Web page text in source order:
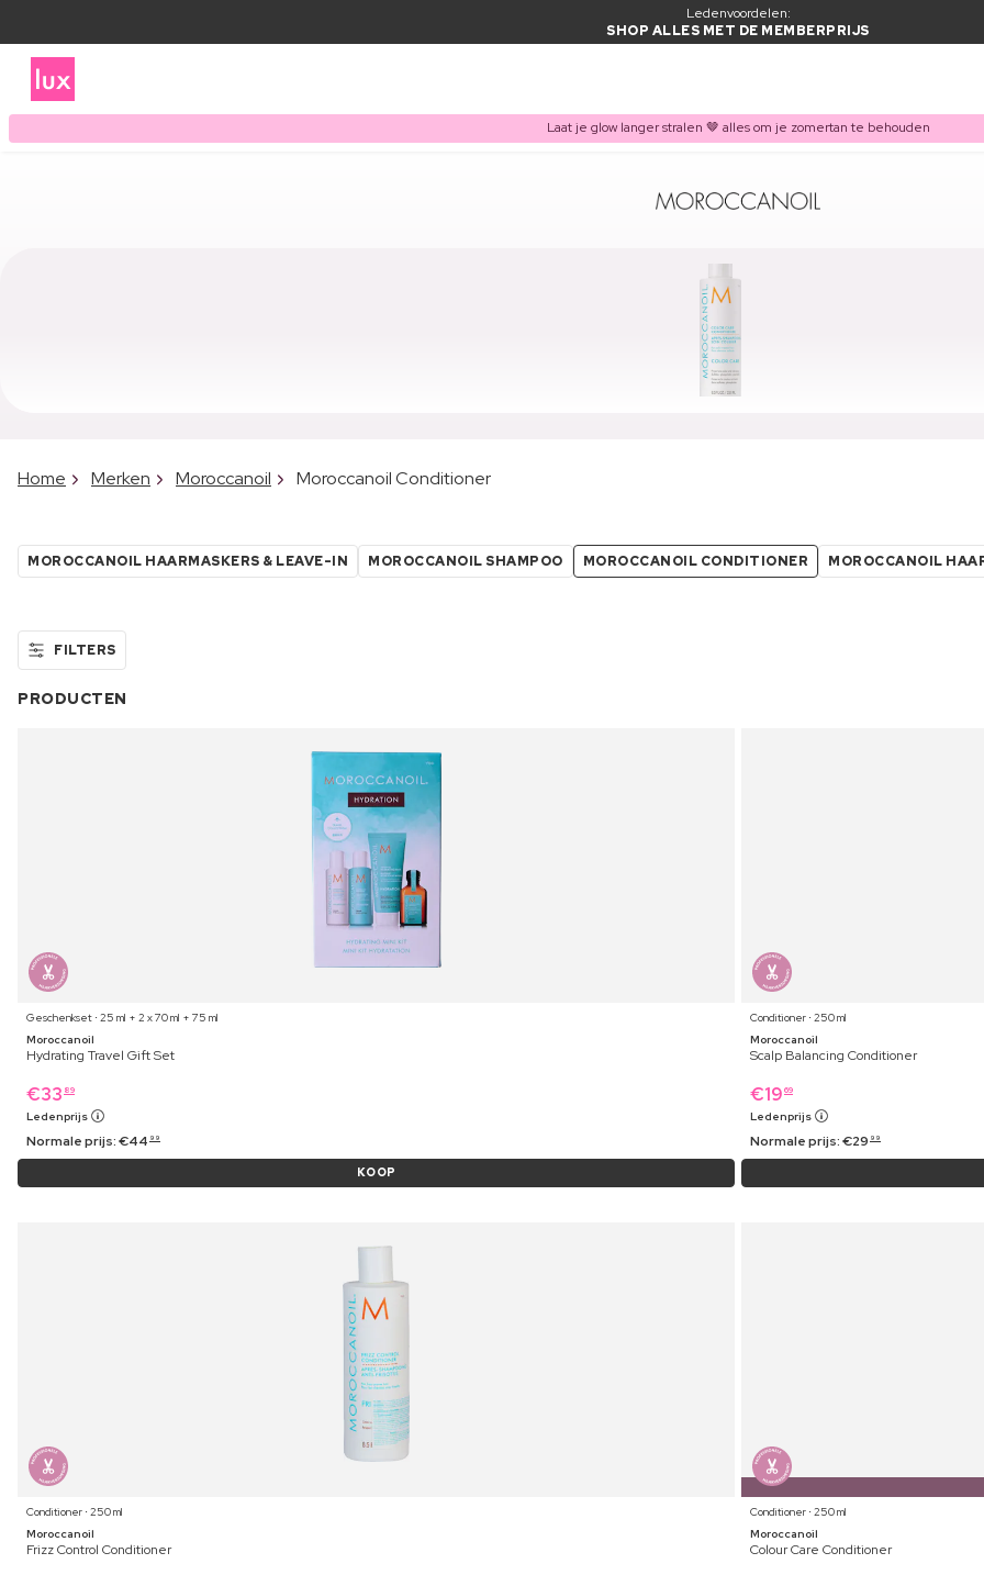
Ledenvoordelen:
SHOP ALLES MET DE MEMBERPRIJS
Laat je glow langer stralen 🤎 alles om je zomertan te behouden
Home Merken Moroccanoil Moroccanoil Conditioner
MOROCCANOIL HAARMASKERS & LEAVE-IN MOROCCANOIL SHAMPOO MOROCCANOIL CONDITIONER MOROCCANOIL
FILTERS
PRODUCTEN
Geschenkset ⋅ 25 ml + 2 x 70 ml + 75 ml
Moroccanoil
Hydrating Travel Gift Set
€33 89
Ledenprijs
Normale prijs:€44 99
KOOP
Conditioner ⋅ 250 ml
Moroccanoil
Scalp Balancing Conditioner
€19 69
Ledenprijs
Normale prijs:€29 99
Conditioner ⋅ 250 ml
Moroccanoil
Frizz Control Conditioner
Conditioner ⋅ 250 ml
Moroccanoil
Colour Care Conditioner